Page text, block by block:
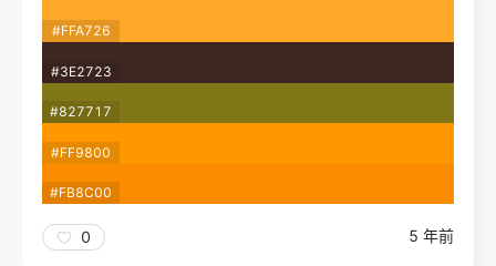
#FFA726
#3E2723
#827717
#FF9800
#FB8C00
0 5 年前